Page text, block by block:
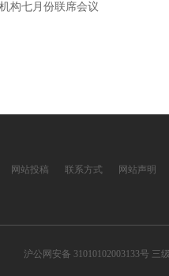
构七月份联席会议
网站投稿 联系方式 网站声明
沪公网安备 31010102003133号 三